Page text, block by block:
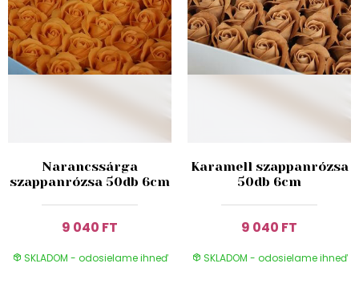
Narancssárga
szappanrózsa 50db 6cm
9 040 FT
SKLADOM - odosielame ihneď
Karamell szappanrózsa
50db 6cm
9 040 FT
SKLADOM - odosielame ihneď